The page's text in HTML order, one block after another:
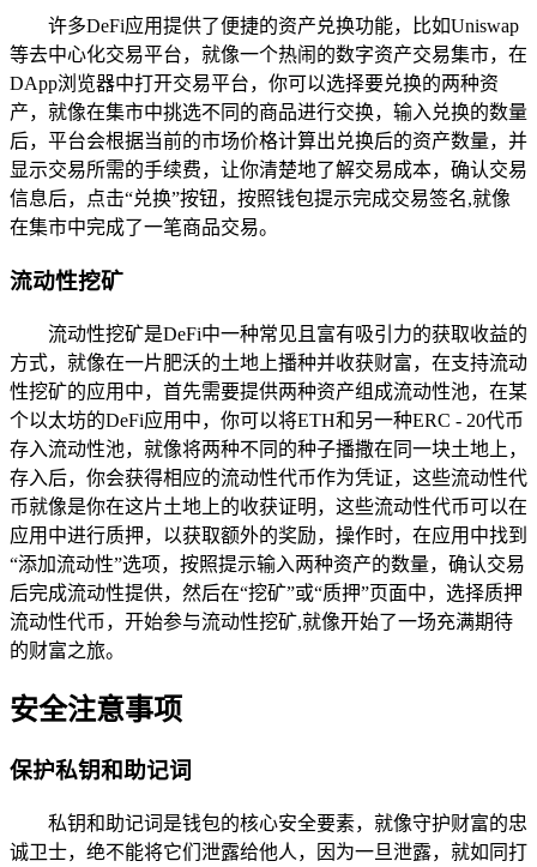
许多DeFi应用提供了便捷的资产兑换功能，比如Uniswap
等去中心化交易平台，就像一个热闹的数字资产交易集市，在
DApp浏览器中打开交易平台，你可以选择要兑换的两种资
产，就像在集市中挑选不同的商品进行交换，输入兑换的数量
后，平台会根据当前的市场价格计算出兑换后的资产数量，并
显示交易所需的手续费，让你清楚地了解交易成本，确认交易
信息后，点击“兑换”按钮，按照钱包提示完成交易签名,就像
在集市中完成了一笔商品交易。
流动性挖矿
流动性挖矿是DeFi中一种常见且富有吸引力的获取收益的
方式，就像在一片肥沃的土地上播种并收获财富，在支持流动
性挖矿的应用中，首先需要提供两种资产组成流动性池，在某
个以太坊的DeFi应用中，你可以将ETH和另一种ERC - 20代币
存入流动性池，就像将两种不同的种子播撒在同一块土地上，
存入后，你会获得相应的流动性代币作为凭证，这些流动性代
币就像是你在这片土地上的收获证明，这些流动性代币可以在
应用中进行质押，以获取额外的奖励，操作时，在应用中找到
“添加流动性”选项，按照提示输入两种资产的数量，确认交易
后完成流动性提供，然后在“挖矿”或“质押”页面中，选择质押
流动性代币，开始参与流动性挖矿,就像开始了一场充满期待
的财富之旅。
安全注意事项
保护私钥和助记词
私钥和助记词是钱包的核心安全要素，就像守护财富的忠
诚卫士，绝不能将它们泄露给他人，因为一旦泄露，就如同打